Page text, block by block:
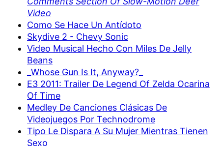
Video
Como Se Hace Un Antídoto
Skydive 2 - Chevy Sonic
Video Musical Hecho Con Miles De Jelly
Beans
_Whose Gun Is It, Anyway?_
E3 2011: Trailer De Legend Of Zelda Ocarina
Of Time
Medley De Canciones Clásicas De
Videojuegos Por Technodrome
Tipo Le Dispara A Su Mujer Mientras Tienen
Sexo